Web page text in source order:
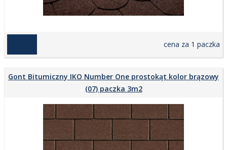
cena za 1 paczka
Gont Bitumiczny IKO Number One prostokąt kolor brązowy
(07) paczka 3m2